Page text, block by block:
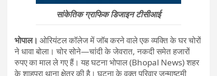
सांकेतिक ग्राफिक डिजाइन टीसीआई
भोपाल। ओरियंटल कॉलेज में जॉब करने वाले एक व्यक्ति के घर चोरों
ने धावा बोला। चोर सोने—चांदी के जेवरात, नकदी समेत हजारों
रुपए का माल ले गए हैं। यह घटना भोपाल (Bhopal News) शहर
के शाहपुरा थाना क्षेत्र की है। घटना के वक्त परिवार जन्माष्टमी